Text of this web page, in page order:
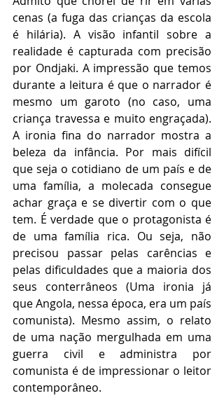
cenas (a fuga das crianças da escola
é hilária). A visão infantil sobre a
realidade é capturada com precisão
por Ondjaki. A impressão que temos
durante a leitura é que o narrador é
mesmo um garoto (no caso, uma
criança travessa e muito engraçada).
A ironia fina do narrador mostra a
beleza da infância. Por mais difícil
que seja o cotidiano de um país e de
uma família, a molecada consegue
achar graça e se divertir com o que
tem. É verdade que o protagonista é
de uma família rica. Ou seja, não
precisou passar pelas carências e
pelas dificuldades que a maioria dos
seus conterrâneos (Uma ironia já
que Angola, nessa época, era um país
comunista). Mesmo assim, o relato
de uma nação mergulhada em uma
guerra civil e administra por
comunista é de impressionar o leitor
contemporâneo.